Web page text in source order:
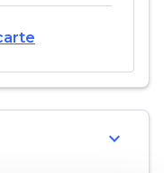
expand_more